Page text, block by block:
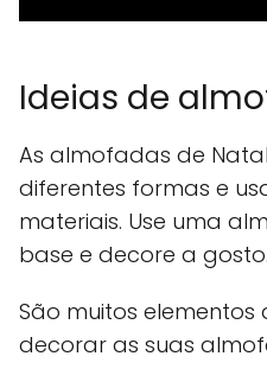
Ideias de
As almofadas de
diferentes formas e
materiais. Use uma
base e decore a gosto.
São muitos
decorar as suas